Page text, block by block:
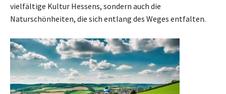
vielfältige Kultur Hessens, sondern auch die
Naturschönheiten, die sich entlang des Weges entfalten.